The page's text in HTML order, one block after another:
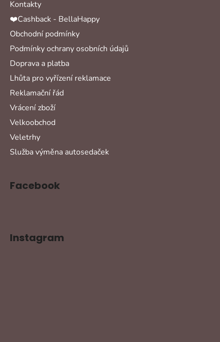
Kontakty
❤️Cashback - BellaHappy
Obchodní podmínky
Podmínky ochrany osobních údajů
Doprava a platba
Lhůta pro vyřízení reklamace
Reklamační řád
Vrácení zboží
Velkoobchod
Veletrhy
Služba výměna autosedaček
Facebook
Instagram